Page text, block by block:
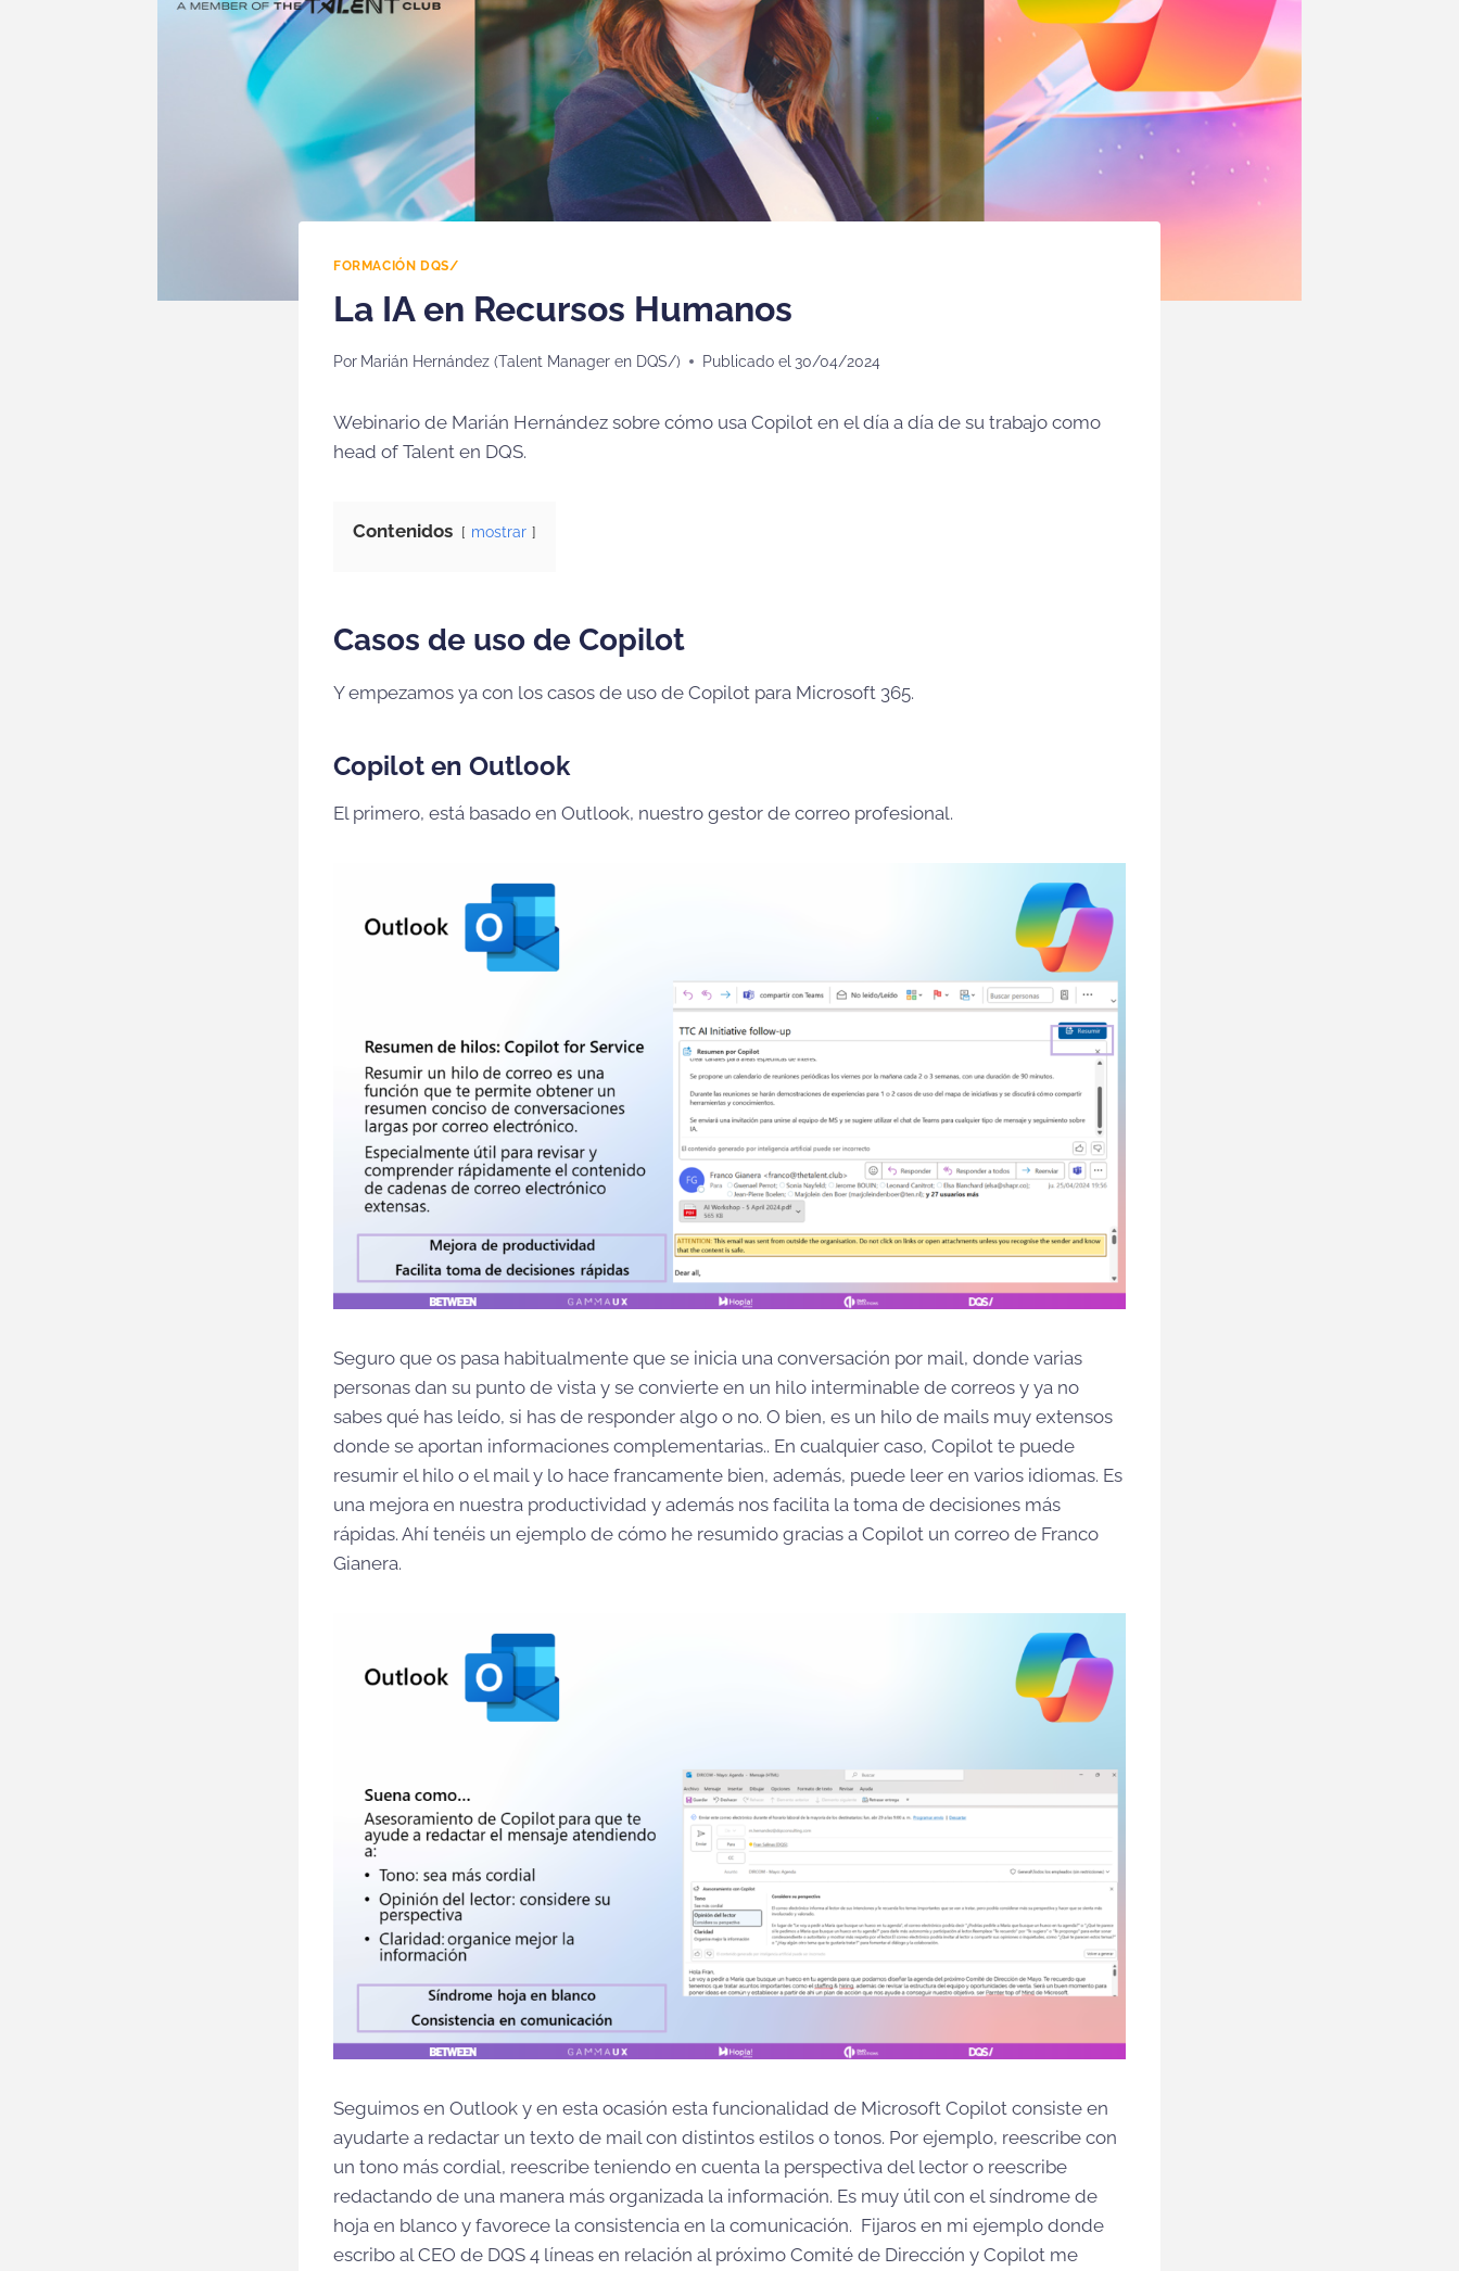
FORMACIÓN DQS/
La IA en Recursos Humanos
Por Marián Hernández (Talent Manager en DQS/) Publicado el 30/04/2024
Webinario de Marián Hernández sobre cómo usa Copilot en el día a día de su trabajo como
head of Talent en DQS.
Contenidos mostrar
Casos de uso de Copilot
Y empezamos ya con los casos de uso de Copilot para Microsoft 365.
Copilot en Outlook
El primero, está basado en Outlook, nuestro gestor de correo profesional.
Seguro que os pasa habitualmente que se inicia una conversación por mail, donde varias
personas dan su punto de vista y se convierte en un hilo interminable de correos y ya no
sabes qué has leído, si has de responder algo o no. O bien, es un hilo de mails muy extensos
donde se aportan informaciones complementarias.. En cualquier caso, Copilot te puede
resumir el hilo o el mail y lo hace francamente bien, además, puede leer en varios idiomas. Es
una mejora en nuestra productividad y además nos facilita la toma de decisiones más
rápidas. Ahí tenéis un ejemplo de cómo he resumido gracias a Copilot un correo de Franco
Gianera.
Seguimos en Outlook y en esta ocasión esta funcionalidad de Microsoft Copilot consiste en
ayudarte a redactar un texto de mail con distintos estilos o tonos. Por ejemplo, reescribe con
un tono más cordial, reescribe teniendo en cuenta la perspectiva del lector o reescribe
redactando de una manera más organizada la información. Es muy útil con el síndrome de
hoja en blanco y favorece la consistencia en la comunicación. Fijaros en mi ejemplo donde
escribo al CEO de DQS 4 líneas en relación al próximo Comité de Dirección y Copilot me